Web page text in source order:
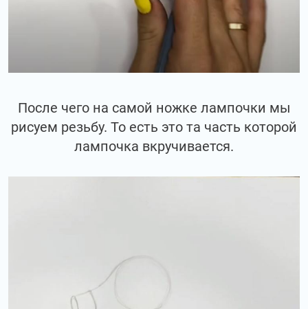
После чего на самой ножке лампочки мы
рисуем резьбу. То есть это та часть которой
лампочка вкручивается.